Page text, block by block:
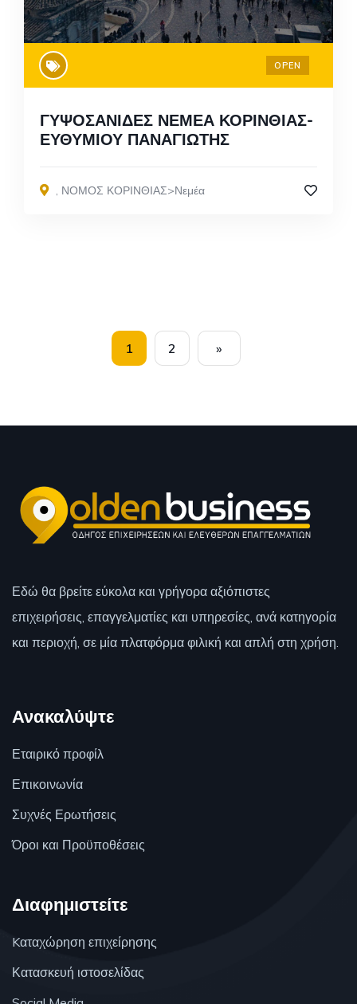
OPEN
ΓΥΨΟΣΑΝΙΔΕΣ ΝΕΜΕΑ ΚΟΡΙΝΘΙΑΣ-
ΕΥΘΥΜΙΟΥ ΠΑΝΑΓΙΩΤΗΣ
, ΝΟΜΟΣ ΚΟΡΙΝΘΙΑΣ>Νεμέα
1 2 »
Εδώ θα βρείτε εύκολα και γρήγορα αξιόπιστες
επιχειρήσεις, επαγγελματίες και υπηρεσίες, ανά κατηγορία
και περιοχή, σε μία πλατφόρμα φιλική και απλή στη χρήση.
Ανακαλύψτε
Εταιρικό προφίλ
Επικοινωνία
Συχνές Ερωτήσεις
Όροι και Προϋποθέσεις
Διαφημιστείτε
Kαταχώρηση επιχείρησης
Κατασκευή ιστοσελίδας